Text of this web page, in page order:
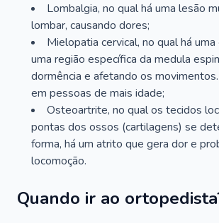
Lombalgia, no qual há uma lesão
lombar, causando dores;
Mielopatia cervical, no qual há
uma região específica da medula
dormência e afetando os
em pessoas de mais idade;
Osteoartrite, no qual os tecidos
pontas dos ossos (cartilagens) se
forma, há um atrito que gera dor e
locomoção.
Quando ir ao